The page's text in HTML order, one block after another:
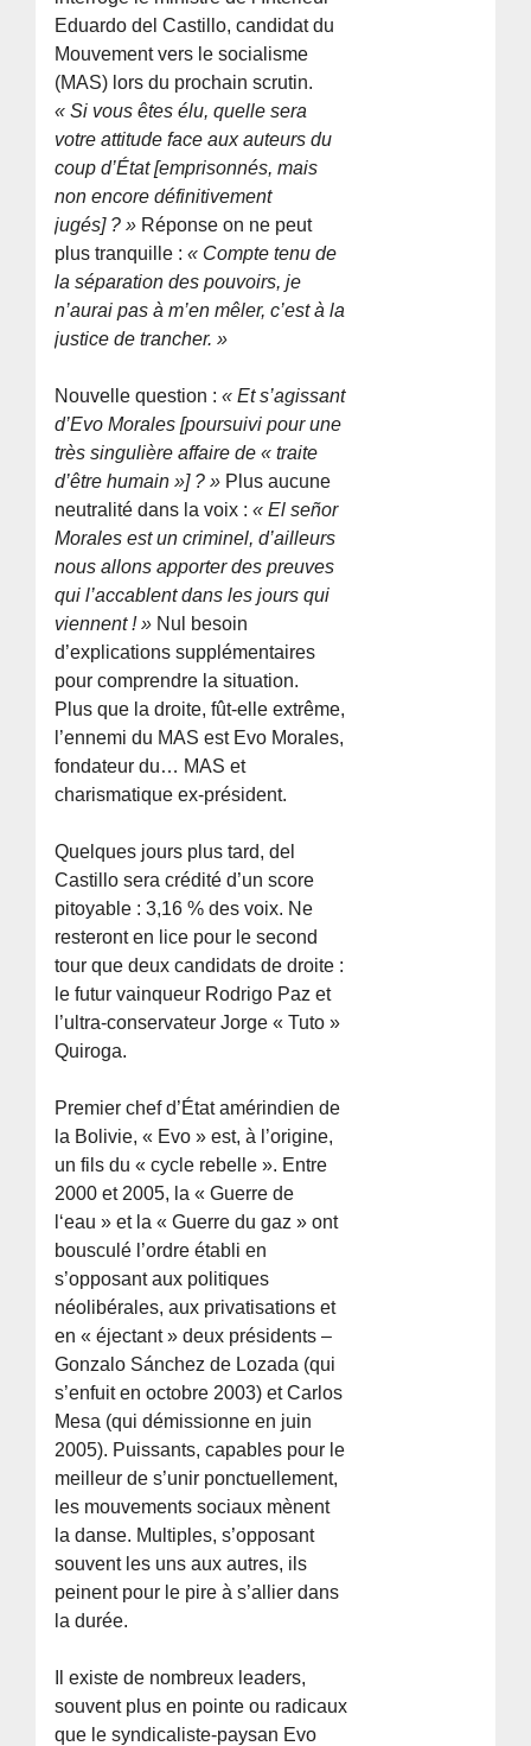
Eduardo del Castillo, candidat du
Mouvement vers le socialisme
(MAS) lors du prochain scrutin.
« Si vous êtes élu, quelle sera
votre attitude face aux auteurs du
coup d’État [emprisonnés, mais
non encore définitivement
jugés] ? » Réponse on ne peut
plus tranquille :« Compte tenu de
la séparation des pouvoirs, je
n’aurai pas à m’en mêler, c’est à la
justice de trancher. »
Nouvelle question :« Et s’agissant
d’Evo Morales [poursuivi pour une
très singulière affaire de « traite
d’être humain »] ? » Plus aucune
neutralité dans la voix :« El señor
Morales est un criminel, d’ailleurs
nous allons apporter des preuves
qui l’accablent dans les jours qui
viennent ! » Nul besoin
d’explications supplémentaires
pour comprendre la situation.
Plus que la droite, fût-elle extrême,
l’ennemi du MAS est Evo Morales,
fondateur du… MAS et
charismatique ex-président.
Quelques jours plus tard, del
Castillo sera crédité d’un score
pitoyable : 3,16 % des voix. Ne
resteront en lice pour le second
tour que deux candidats de droite :
le futur vainqueur Rodrigo Paz et
l’ultra-conservateur Jorge « Tuto »
Quiroga.
Premier chef d’État amérindien de
la Bolivie, « Evo » est, à l’origine,
un fils du « cycle rebelle ». Entre
2000 et 2005, la « Guerre de
l‘eau » et la « Guerre du gaz » ont
bousculé l’ordre établi en
s’opposant aux politiques
néolibérales, aux privatisations et
en « éjectant » deux présidents –
Gonzalo Sánchez de Lozada (qui
s’enfuit en octobre 2003) et Carlos
Mesa (qui démissionne en juin
2005). Puissants, capables pour le
meilleur de s’unir ponctuellement,
les mouvements sociaux mènent
la danse. Multiples, s’opposant
souvent les uns aux autres, ils
peinent pour le pire à s’allier dans
la durée.
Il existe de nombreux leaders,
souvent plus en pointe ou radicaux
que le syndicaliste-paysan Evo